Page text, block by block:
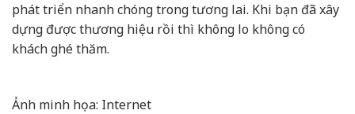
phát triển nhanh chóng trong tương lai. Khi bạn đã xây
dựng được thương hiệu rồi thì không lo không có
khách ghé thăm.
Ảnh minh họa: Internet